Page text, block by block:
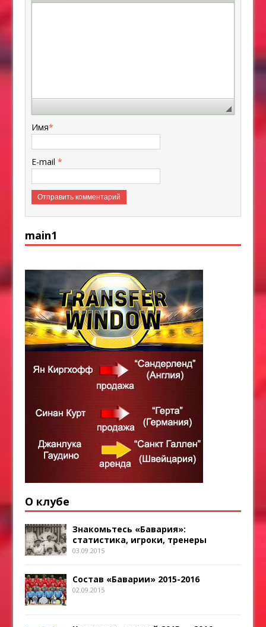
Имя*
E-mail*
main1
О клубе
Знакомьтесь «Бавария»:
статистика, игроки, тренеры
03.09.2015
Состав «Баварии» 2015-2016
02.09.2015